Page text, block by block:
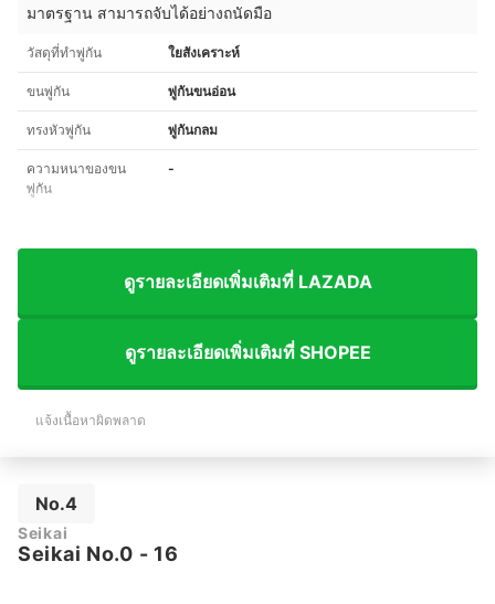
มาตรฐาน สามารถจับได้อย่างถนัดมือ
วัสดุที่ทำพู่กัน ใยสังเคราะห์
ขนพู่กัน พู่กันขนอ่อน
ทรงหัวพู่กัน พู่กันกลม
ความหนาของขน
พู่กัน
-
ดูรายละเอียดเพิ่มเติมที่ LAZADA
ดูรายละเอียดเพิ่มเติมที่ SHOPEE
แจ้งเนื้อหาผิดพลาด
No.4
Seikai
Seikai No.0 - 16